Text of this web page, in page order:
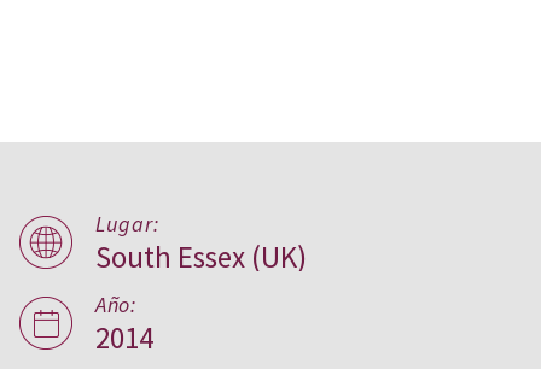
Split House, Reino Unido
Lugar:
South Essex (UK)
Año:
2014